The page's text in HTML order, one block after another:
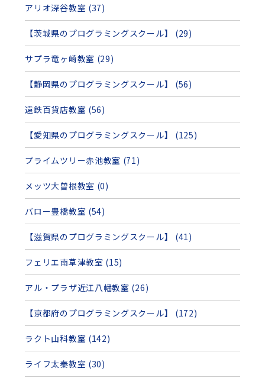
アリオ深谷教室 (37)
【茨城県のプログラミングスクール】 (29)
サプラ竜ヶ崎教室 (29)
【静岡県のプログラミングスクール】 (56)
遠鉄百貨店教室 (56)
【愛知県のプログラミングスクール】 (125)
プライムツリー赤池教室 (71)
メッツ大曽根教室 (0)
バロー豊橋教室 (54)
【滋賀県のプログラミングスクール】 (41)
フェリエ南草津教室 (15)
アル・プラザ近江八幡教室 (26)
【京都府のプログラミングスクール】 (172)
ラクト山科教室 (142)
ライフ太秦教室 (30)